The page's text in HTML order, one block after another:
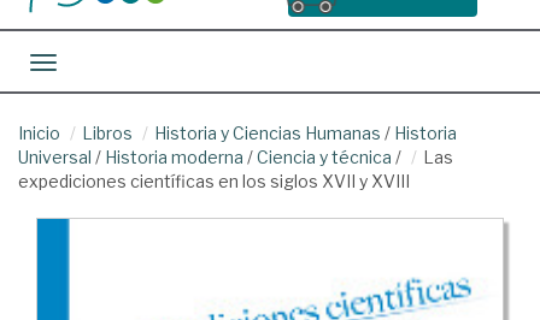
Toggle navigation
Inicio Libros Historia y Ciencias Humanas / Historia
Universal / Historia moderna /Ciencia y técnica /
Las
expediciones científicas en los siglos XVII y XVIII